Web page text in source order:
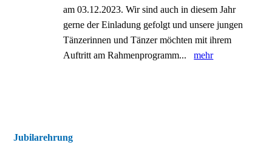
am 03.12.2023. Wir sind auch in diesem Jahr
gerne der Einladung gefolgt und unsere jungen
Tänzerinnen und Tänzer möchten mit ihrem
Auftritt am Rahmenprogramm...mehr
Jubilarehrung